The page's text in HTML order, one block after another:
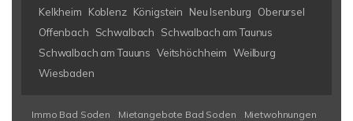
Kelkheim
Koblenz Königstein Neu Isenburg
Oberursel
Offenbach
Schwalbach
Schwalbach am Taunus
Schwalbach am Tauuns Veitshöchheim Weilburg
Wiesbaden
Immo Bad Soden Mietangebote Bad Soden
Mietwohnungen